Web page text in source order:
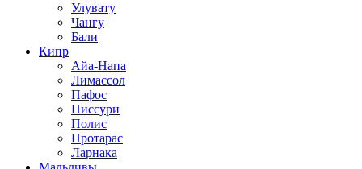
Улувату
Чангу
Бали
Кипр
Айа-Напа
Лимассол
Пафос
Писсури
Полис
Протарас
Ларнака